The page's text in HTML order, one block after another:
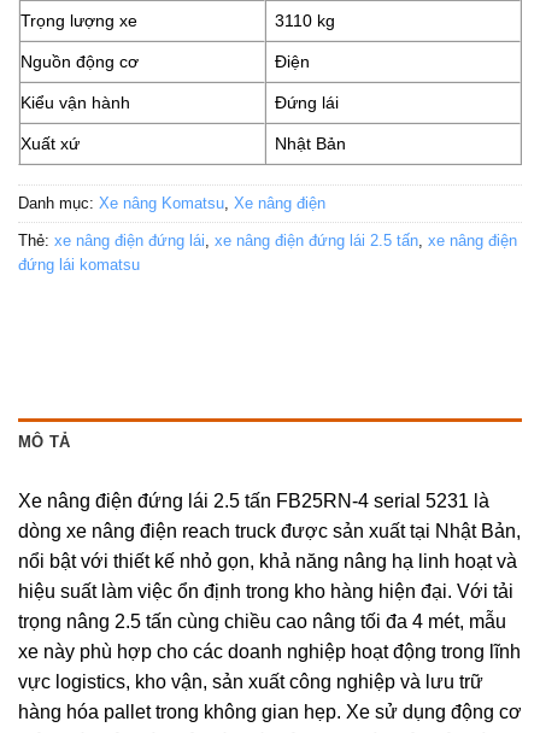
Trọng lượng xe 3110 kg
Nguồn động cơ Điện
Kiểu vận hành Đứng lái
Xuất xứ Nhật Bản
Danh mục: Xe nâng Komatsu, Xe nâng điện
Thẻ: xe nâng điện đứng lái, xe nâng điện đứng lái 2.5 tấn, xe nâng điện
đứng lái komatsu
MÔ TẢ
Xe nâng điện đứng lái 2.5 tấn FB25RN-4 serial 5231 là
dòng xe nâng điện reach truck được sản xuất tại Nhật Bản,
nổi bật với thiết kế nhỏ gọn, khả năng nâng hạ linh hoạt và
hiệu suất làm việc ổn định trong kho hàng hiện đại. Với tải
trọng nâng 2.5 tấn cùng chiều cao nâng tối đa 4 mét, mẫu
xe này phù hợp cho các doanh nghiệp hoạt động trong lĩnh
vực logistics, kho vận, sản xuất công nghiệp và lưu trữ
hàng hóa pallet trong không gian hẹp. Xe sử dụng động cơ